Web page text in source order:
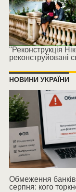
"Реконструкція
реконструйовані
НОВИНИ УКРАЇНИ
Обмеження
серпня: кого